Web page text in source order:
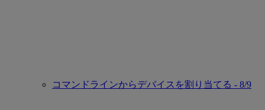
コマンドラインからデバイスを割り当てる - 8/9